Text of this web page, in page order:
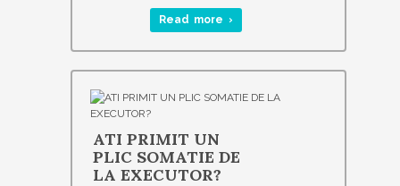
Read more ›
ATI PRIMIT UN
PLIC SOMATIE DE
LA EXECUTOR?